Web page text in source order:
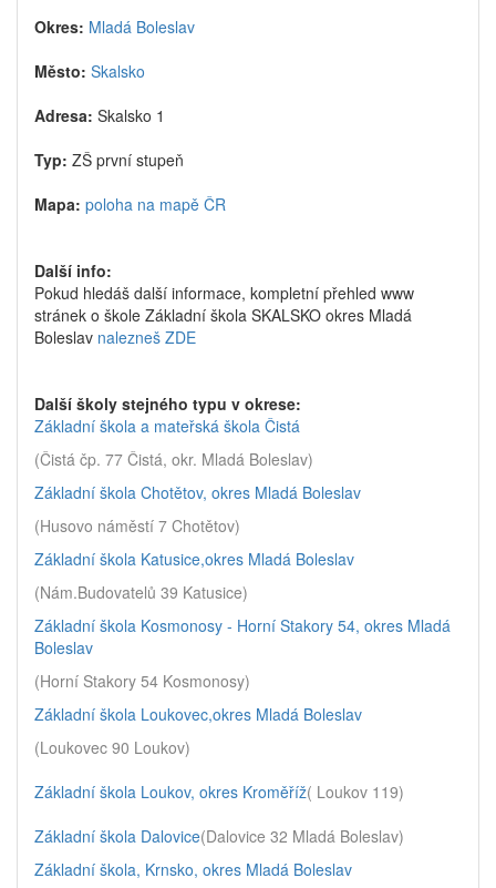
Okres: Mladá Boleslav
Město: Skalsko
Adresa: Skalsko 1
Typ: ZŠ první stupeň
Mapa: poloha na mapě ČR
Další info:
Pokud hledáš další informace, kompletní přehled www
stránek o škole Základní škola SKALSKO okres Mladá
Boleslav nalezneš ZDE
Další školy stejného typu v okrese:
Základní škola a mateřská škola Čistá
(Čistá čp. 77 Čistá, okr. Mladá Boleslav)
Základní škola Chotětov, okres Mladá Boleslav
(Husovo náměstí 7 Chotětov)
Základní škola Katusice,okres Mladá Boleslav
(Nám.Budovatelů 39 Katusice)
Základní škola Kosmonosy - Horní Stakory 54, okres Mladá
Boleslav
(Horní Stakory 54 Kosmonosy)
Základní škola Loukovec,okres Mladá Boleslav
(Loukovec 90 Loukov)
Základní škola Loukov, okres Kroměříž( Loukov 119)
Základní škola Dalovice(Dalovice 32 Mladá Boleslav)
Základní škola, Krnsko, okres Mladá Boleslav